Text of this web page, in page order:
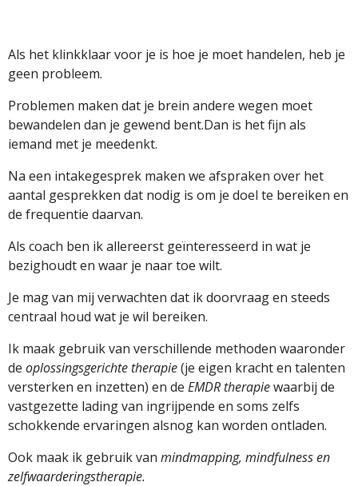
Als het klinkklaar voor je is hoe je moet handelen, heb je
geen probleem.
Problemen maken dat je brein andere wegen moet
bewandelen dan je gewend bent.Dan is het fijn als
iemand met je meedenkt.
Na een intakegesprek maken we afspraken over het
aantal gesprekken dat nodig is om je doel te bereiken en
de frequentie daarvan.
Als coach ben ik allereerst geïnteresseerd in wat je
bezighoudt en waar je naar toe wilt.
Je mag van mij verwachten dat ik doorvraag en steeds
centraal houd wat je wil bereiken.
Ik maak gebruik van verschillende methoden waaronder
de oplossingsgerichte therapie(je eigen kracht en talenten
versterken en inzetten) en de EMDR therapiewaarbij de
vastgezette lading van ingrijpende en soms zelfs
schokkende ervaringen alsnog kan worden ontladen.
Ook maak ik gebruik van mindmapping, mindfulness en
zelfwaarderingstherapie.